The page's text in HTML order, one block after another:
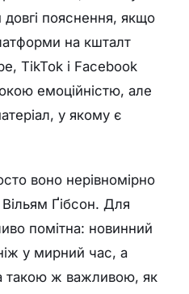
довгі пояснення, якщо
на кшталт
TikTok і Facebook
емоційністю, але
у якому є
воно нерівномірно
Ґібсон. Для
помітна: новинний
у мирний час, а
такою ж важливою, як